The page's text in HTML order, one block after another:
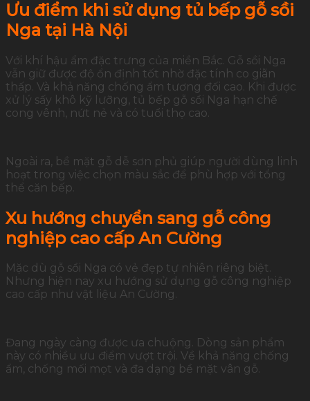
Ưu điểm khi sử dụng tủ bếp gỗ sồi
Nga tại Hà Nội
Với khí hậu ẩm đặc trưng của miền Bắc. Gỗ sồi Nga
vẫn giữ được độ ổn định tốt nhờ đặc tính co giãn
thấp. Và khả năng chống ẩm tương đối cao. Khi được
xử lý sấy khô kỹ lưỡng, tủ bếp gỗ sồi Nga hạn chế
cong vênh, nứt nẻ và có tuổi thọ cao.
Ngoài ra, bề mặt gỗ dễ sơn phủ giúp người dùng linh
hoạt trong việc chọn màu sắc để phù hợp với tổng
thể căn bếp.
Xu hướng chuyển sang gỗ công
nghiệp cao cấp An Cường
Mặc dù gỗ sồi Nga có vẻ đẹp tự nhiên riêng biệt.
Nhưng hiện nay xu hướng sử dụng gỗ công nghiệp
cao cấp như vật liệu An Cường.
Đang ngày càng được ưa chuộng. Dòng sản phẩm
này có nhiều ưu điểm vượt trội. Về khả năng chống
ẩm, chống mối mọt và đa dạng bề mặt vân gỗ.